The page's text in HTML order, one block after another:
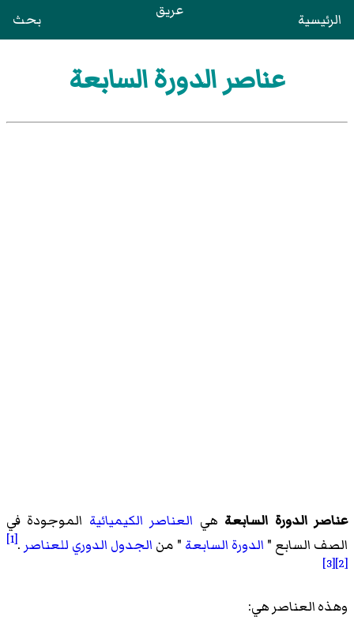
الرئيسية عريق بحث
عناصر الدورة السابعة
عناصر الدورة السابعة هي العناصر الكيميائية الموجودة في
الصف السابع " الدورة السابعة " من الجدول الدوري للعناصر .
[1]
[2]
[3]
وهذه العناصر هي: